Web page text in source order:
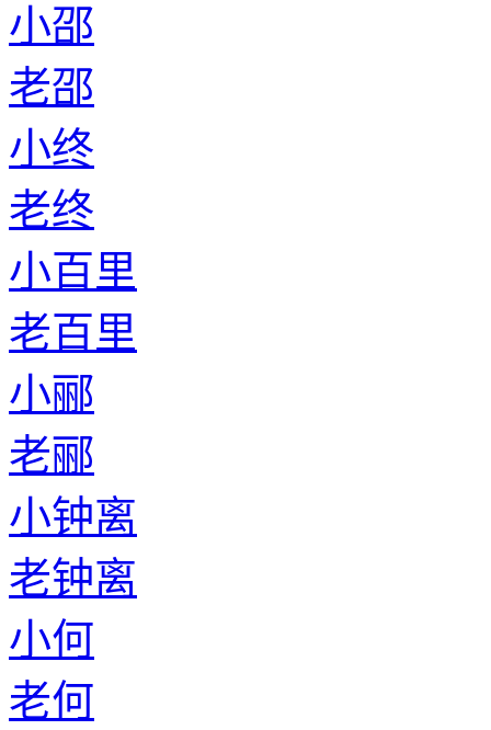
小邵
老邵
小终
老终
小百里
老百里
小郦
老郦
小钟离
老钟离
小何
老何